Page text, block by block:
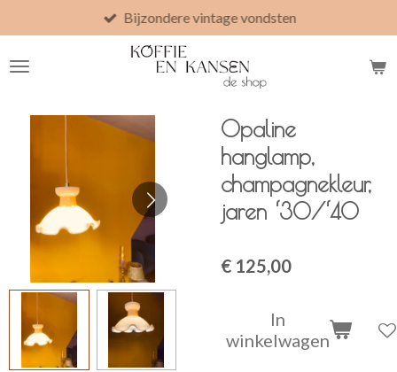
direct
naar
Bijzondere vintage vondsten
Opaline
hanglamp,
champagnekleur,
jaren ‘30/‘40
€ 125,00
In
winkelwagen